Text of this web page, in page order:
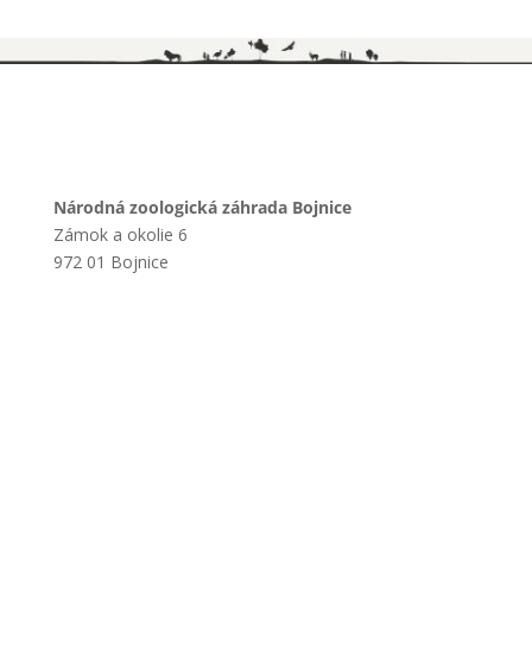
Národná zoologická záhrada Bojnice
Zámok a okolie 6
972 01 Bojnice